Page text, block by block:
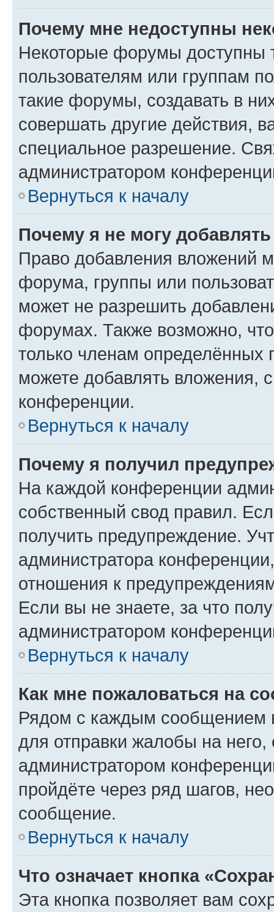
Почему мне недоступны
Некоторые форумы доступны
пользователям или группам
такие форумы, создавать в
совершать другие действия,
специальное разрешение.
администратором
Вернуться к началу
Почему я не могу
Право добавления вложений
форума, группы или
может не разрешить
форумах. Также возможно,
только членам определённых
можете добавлять вложения,
конференции.
Вернуться к началу
Почему я получил
На каждой конференции
собственный свод правил.
получить предупреждение.
администратора
отношения к
Если вы не знаете, за что
администратором
Вернуться к началу
Как мне пожаловаться на
Рядом с каждым сообщением
для отправки жалобы на
администратором
пройдёте через ряд шагов,
сообщение.
Вернуться к началу
Что означает кнопка
Эта кнопка позволяет вам